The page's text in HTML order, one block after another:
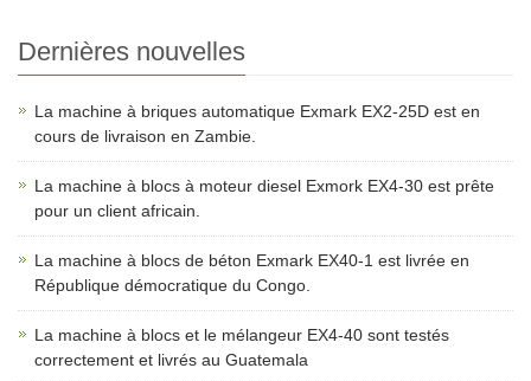
Dernières nouvelles
La machine à briques automatique Exmark EX2-25D est en
cours de livraison en Zambie.
La machine à blocs à moteur diesel Exmork EX4-30 est prête
pour un client africain.
La machine à blocs de béton Exmark EX40-1 est livrée en
République démocratique du Congo.
La machine à blocs et le mélangeur EX4-40 sont testés
correctement et livrés au Guatemala